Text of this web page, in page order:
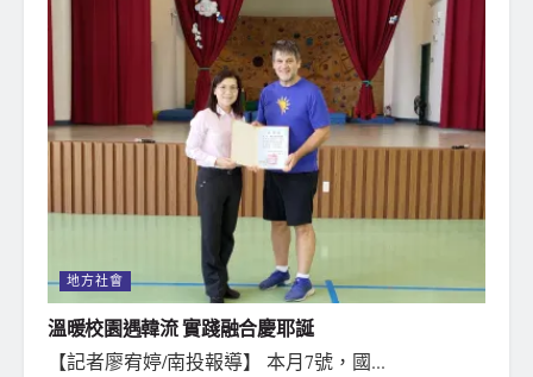
地方社會
溫暖校園遇韓流 實踐融合慶耶誕
【記者廖宥婷/南投報導】 本月7號，國...